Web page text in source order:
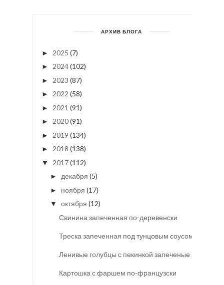
АРХИВ БЛОГА
► 2025 (7)
► 2024(102)
► 2023 (87)
► 2022 (58)
► 2021 (91)
► 2020(91)
► 2019 (134)
► 2018 (138)
▼ 2017(112)
► декабря (5)
► ноября (17)
▼ октября (12)
Свинина запеченная по-деревенски
Треска запеченная под тунцовым соусом
Ленивые голубцы с пекинкой запеченые
Картошка с фаршем по-французски